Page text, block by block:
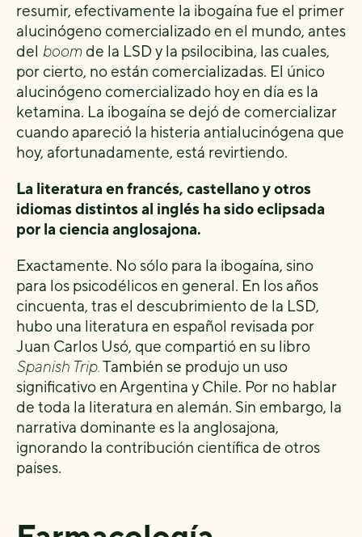
resumir, efectivamente la ibogaína fue el primer
alucinógeno comercializado en el mundo, antes
del boom de la LSD y la psilocibina, las cuales,
por cierto, no están comercializadas. El único
alucinógeno comercializado hoy en día es la
ketamina. La ibogaína se dejó de comercializar
cuando apareció la histeria antialucinógena que
hoy, afortunadamente, está revirtiendo.
La literatura en francés, castellano y otros
idiomas distintos al inglés ha sido eclipsada
por la ciencia anglosajona.
Exactamente. No sólo para la ibogaína, sino
para los psicodélicos en general. En los años
cincuenta, tras el descubrimiento de la LSD,
hubo una literatura en español revisada por
Juan Carlos Usó, que compartió en su libro
Spanish Trip.También se produjo un uso
significativo en Argentina y Chile. Por no hablar
de toda la literatura en alemán. Sin embargo, la
narrativa dominante es la anglosajona,
ignorando la contribución científica de otros
países.